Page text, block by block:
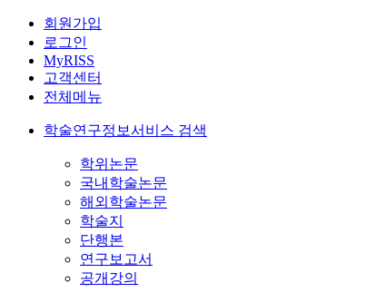
회원가입
로그인
MyRISS
고객센터
전체메뉴
학술연구정보서비스 검색
학위논문
국내학술논문
해외학술논문
학술지
단행본
연구보고서
공개강의